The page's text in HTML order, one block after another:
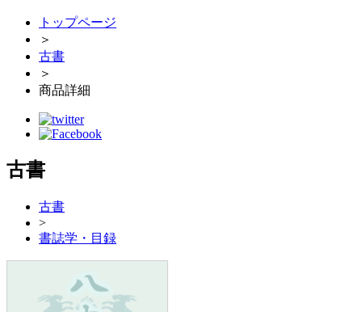
トップページ
＞
古書
＞
商品詳細
古書
古書
>
書誌学・目録